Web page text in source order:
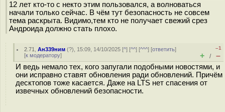
12 лет кто-то с некто этим пользовался, а волноваться
начали только сейчас. В чём тут безопасность не совсем
тема раскрыта. Видимо,тем кто не получает свежий срез
Андроида должно стать плохо.
2.71 ,Ан339ним (?), 15:09, 14/10/2025 [^] [^^] [^^^] [ответить]
[к модератору]
–1
+ / –
И ведь немало тех, кого запугали подобными новостями, и
они исправно ставят обновления ради обновлений. Причём
десктопов тоже касается. Даже на LTS нет спасения от
извечных обновлений безопасности.